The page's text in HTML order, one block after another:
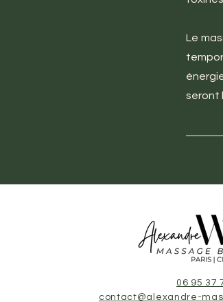
Le
seront
06 95 37
contact@alexandre-